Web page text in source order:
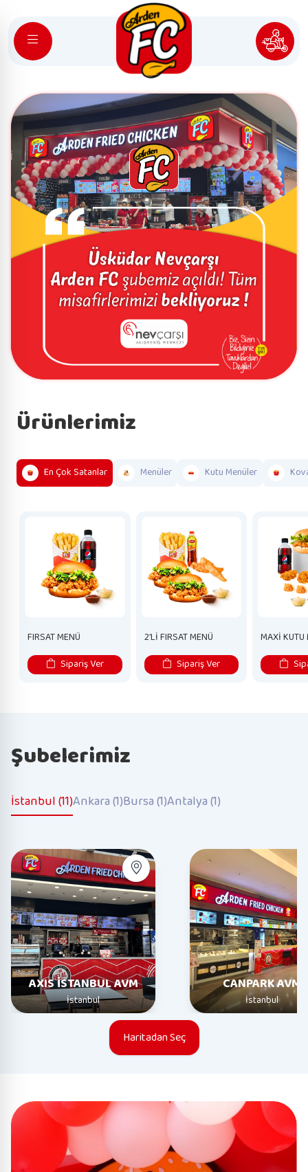
Ürünlerimiz
En Çok Satanlar Menüler Kutu Menüler
FIRSAT MENÜ
Sipariş Ver
2’Lİ FIRSAT MENÜ
Sipariş Ver
MAXİ KUTU
Şubelerimiz
İstanbul (11)Ankara (1)Bursa (1)Antalya (1)
AXIS İSTANBUL AVM
İstanbul
CANPARK AVM
İstanbul
Haritadan Seç